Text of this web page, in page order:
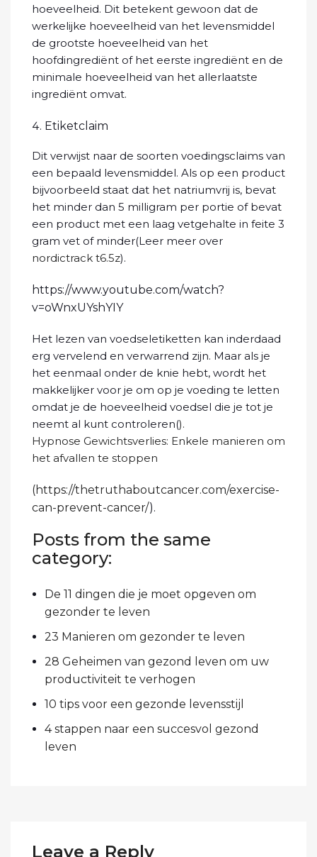
hoeveelheid. Dit betekent gewoon dat de
werkelijke hoeveelheid van het levensmiddel
de grootste hoeveelheid van het
hoofdingrediënt of het eerste ingrediënt en de
minimale hoeveelheid van het allerlaatste
ingrediënt omvat.
Etiketclaim
Dit verwijst naar de soorten voedingsclaims van
een bepaald levensmiddel. Als op een product
bijvoorbeeld staat dat het natriumvrij is, bevat
het minder dan 5 milligram per portie of bevat
een product met een laag vetgehalte in feite 3
gram vet of minder(Leer meer over
nordictrack t6.5z).
https://www.youtube.com/watch?
v=oWnxUYshYIY
Het lezen van voedseletiketten kan inderdaad
erg vervelend en verwarrend zijn. Maar als je
het eenmaal onder de knie hebt, wordt het
makkelijker voor je om op je voeding te letten
omdat je de hoeveelheid voedsel die je tot je
neemt al kunt controleren().
Hypnose Gewichtsverlies: Enkele manieren om
het afvallen te stoppen
(https://thetruthaboutcancer.com/exercise-
can-prevent-cancer/).
Posts from the same
category:
De 11 dingen die je moet opgeven om
gezonder te leven
23 Manieren om gezonder te leven
28 Geheimen van gezond leven om uw
productiviteit te verhogen
10 tips voor een gezonde levensstijl
4 stappen naar een succesvol gezond
leven
Leave a Reply